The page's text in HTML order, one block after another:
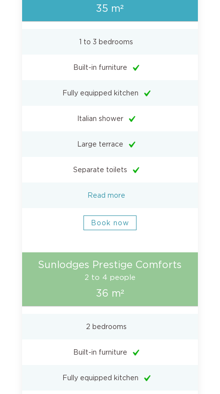
35 m²
1 to 3 bedrooms
Built-in furniture
Fully equipped kitchen
Italian shower
Large terrace
Separate toilets
Read more
Book now
Sunlodges Prestige Comforts
2 to 4 people
36 m²
2 bedrooms
Built-in furniture
Fully equipped kitchen